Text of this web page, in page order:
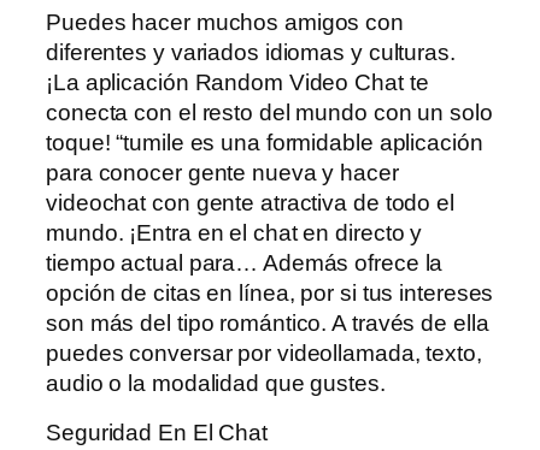
Puedes hacer muchos amigos con
diferentes y variados idiomas y culturas.
¡La aplicación Random Video Chat te
conecta con el resto del mundo con un solo
toque! “tumile es una formidable aplicación
para conocer gente nueva y hacer
videochat con gente atractiva de todo el
mundo. ¡Entra en el chat en directo y
tiempo actual para… Además ofrece la
opción de citas en línea, por si tus intereses
son más del tipo romántico. A través de ella
puedes conversar por videollamada, texto,
audio o la modalidad que gustes.
Seguridad En El Chat